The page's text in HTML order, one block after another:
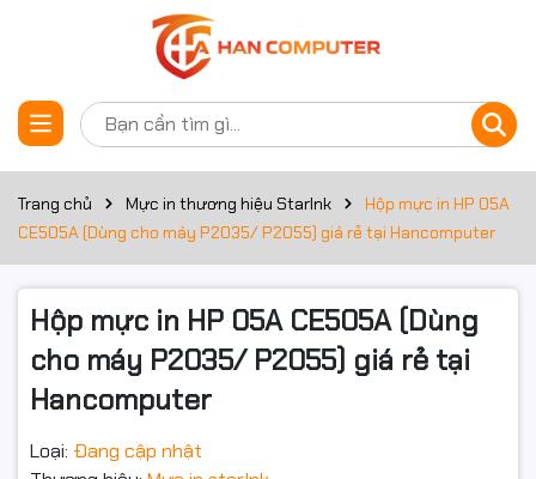
Trang chủ Mực in thương hiệu StarInk
Hộp mực in HP 05A
CE505A (Dùng cho máy P2035/ P2055) giá rẻ tại Hancomputer
Hộp mực in HP 05A CE505A (Dùng
cho máy P2035/ P2055) giá rẻ tại
Hancomputer
Loại: Đang cập nhật
Thông số kỹ thuật
Thông số Chi tiết
Mã mực HP 05A (CE505A)
Số trang in
Khoảng 2300 trang (độ phủ 5%,
theo tiêu chuẩn ISO/IEC 19752)
Đặt trước sản phẩm